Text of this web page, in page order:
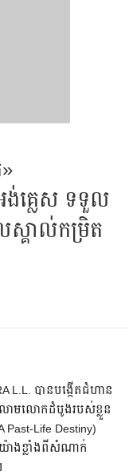
ង់គ្លេស ទទួល
លស្គាល់កម្រិត
L.L. បានបង្កើតជំហាន
ោមលោកដំបូងរបស់ខ្លួន
Life Destiny)
ាងខ្លាំងពីសំណាក់